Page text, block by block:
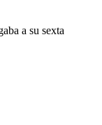
a su sexta